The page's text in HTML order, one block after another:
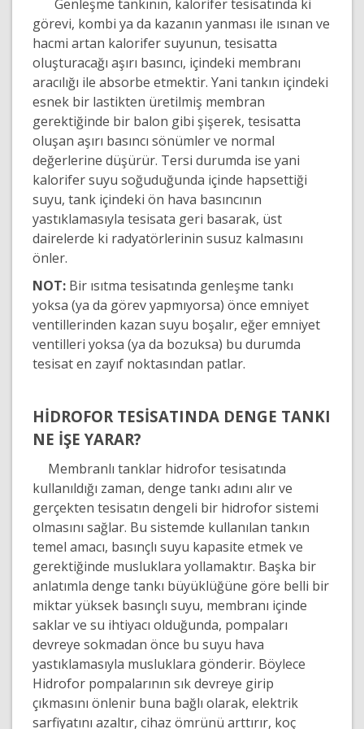
Genleşme tankının, kalorifer tesisatında ki
görevi, kombi ya da kazanın yanması ile ısınan ve
hacmi artan kalorifer suyunun, tesisatta
oluşturacağı aşırı basıncı, içindeki membranı
aracılığı ile absorbe etmektir. Yani tankın içindeki
esnek bir lastikten üretilmiş membran
gerektiğinde bir balon gibi şişerek, tesisatta
oluşan aşırı basıncı sönümler ve normal
değerlerine düşürür. Tersi durumda ise yani
kalorifer suyu soğuduğunda içinde hapsettiği
suyu, tank içindeki ön hava basıncının
yastıklamasıyla tesisata geri basarak, üst
dairelerde ki radyatörlerinin susuz kalmasını
önler.
NOT: Bir ısıtma tesisatında genleşme tankı
yoksa (ya da görev yapmıyorsa) önce emniyet
ventillerinden kazan suyu boşalır, eğer emniyet
ventilleri yoksa (ya da bozuksa) bu durumda
tesisat en zayıf noktasından patlar.
HİDROFOR TESİSATINDA DENGE TANKI
NE İŞE YARAR?
Membranlı tanklar hidrofor tesisatında
kullanıldığı zaman, denge tankı adını alır ve
gerçekten tesisatın dengeli bir hidrofor sistemi
olmasını sağlar. Bu sistemde kullanılan tankın
temel amacı, basınçlı suyu kapasite etmek ve
gerektiğinde musluklara yollamaktır. Başka bir
anlatımla denge tankı büyüklüğüne göre belli bir
miktar yüksek basınçlı suyu, membranı içinde
saklar ve su ihtiyacı olduğunda, pompaları
devreye sokmadan önce bu suyu hava
yastıklamasıyla musluklara gönderir. Böylece
Hidrofor pompalarının sık devreye girip
çıkmasını önlenir buna bağlı olarak, elektrik
sarfiyatını azaltır, cihaz ömrünü arttırır, koç